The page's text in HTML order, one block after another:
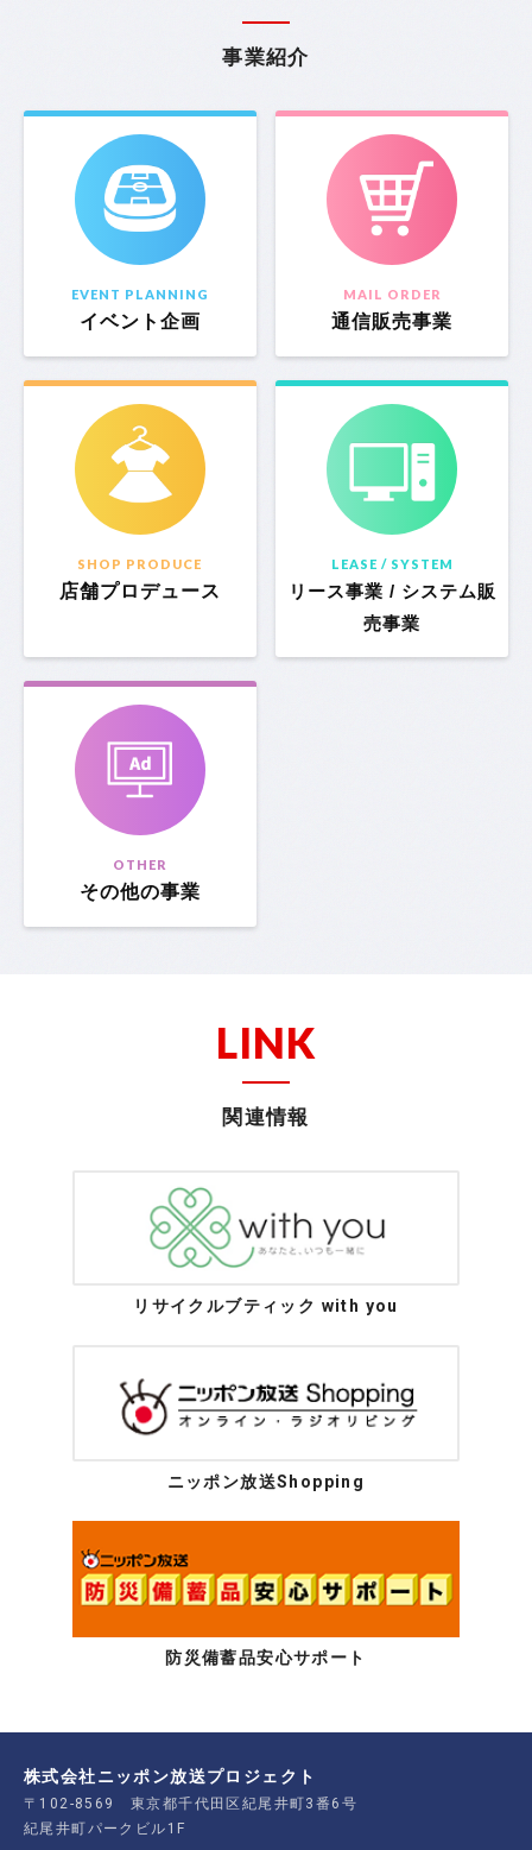
事業紹介
EVENT PLANNING
イベント企画
MAIL ORDER
通信販売事業
SHOP PRODUCE
店舗プロデュース
LEASE / SYSTEM
リース事業 / システム販
売事業
OTHER
その他の事業
LINK
関連情報
リサイクルブティック with you
ニッポン放送Shopping
防災備蓄品安心サポート
株式会社ニッポン放送プロジェクト
〒102-8569 東京都千代田区紀尾井町3番6号
紀尾井町パークビル1F